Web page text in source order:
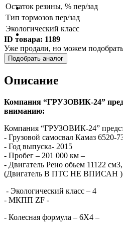
Автобусы
Спецтехника
Остаток резины, % пер/зад
Тип тормозов пер/зад
Экологический класс
ID товара: 1189
Уже продали, но можем
Подобрать аналог
Описание
Компания “ГРУЗОВИК-24”
вниманию:
Компания “ГРУЗОВИК-24”
- Грузовой самосвал Камаз 6520-
- Год выпуска- 2015
- Пробег – 201 000 км –
- Двигатель Рено обьем 11122
(Двигатель В ПТС НЕ ВПИСАН )
- Экологический класс – 4
- МКПП ZF -
- Колесная формула – 6Х4 –